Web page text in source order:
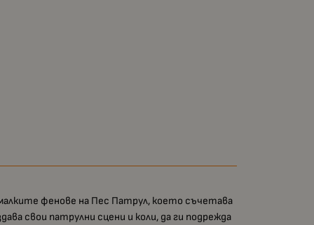
фенове на Пес Патрул, което съчетава
свои патрулни сцени и коли, да ги подрежда